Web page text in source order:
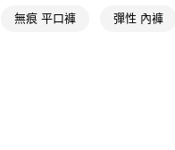
３．安心：先確認商品／服務後，再付
運送方式
無痕 平口褲 彈性 內褲